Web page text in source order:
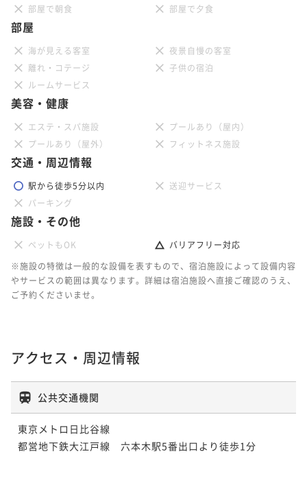
部屋で朝食 部屋で夕食
部屋
海が見える客室
夜景自慢の客室
離れ・コテージ
子供の宿泊
ルームサービス
美容・健康
エステ・スパ施設
プールあり（屋内）
プールあり（屋外）
フィットネス施設
交通・周辺情報
駅から徒歩5分以内
送迎サービス
パーキング
施設・その他
ペットもOK
バリアフリー対応
※施設の特徴は一般的な設備を表すもので、宿泊施設によって設備内容
やサービスの範囲は異なります。詳細は宿泊施設へ直接ご確認のうえ、
ご予約くださいませ。
アクセス・周辺情報
公共交通機関
東京メトロ日比谷線
都営地下鉄大江戸線　六本木駅5番出口より徒歩1分